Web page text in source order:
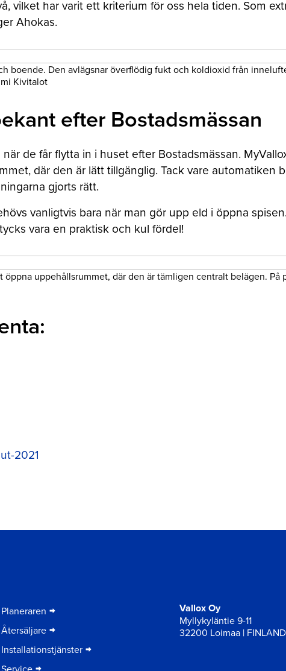
vilket har varit ett kriterium för oss hela tiden. Som
Ahokas.
boende. Den avlägsnar överflödig fukt och koldioxid från
Kivitalot
efter Bostadsmässan
de får flytta in i huset efter Bostadsmässan.
där den är lätt tillgänglig. Tack vare automatiken
gjorts rätt.
vanligtvis bara när man gör upp eld i öppna
vara en praktisk och kul fördel!
uppehållsrummet, där den är tämligen centralt belägen. På
2021
Planeraren
Återsäljare
Installationstjänster
Vallox Oy
Myllykyläntie 9-11
32200 Loimaa | FINLAND